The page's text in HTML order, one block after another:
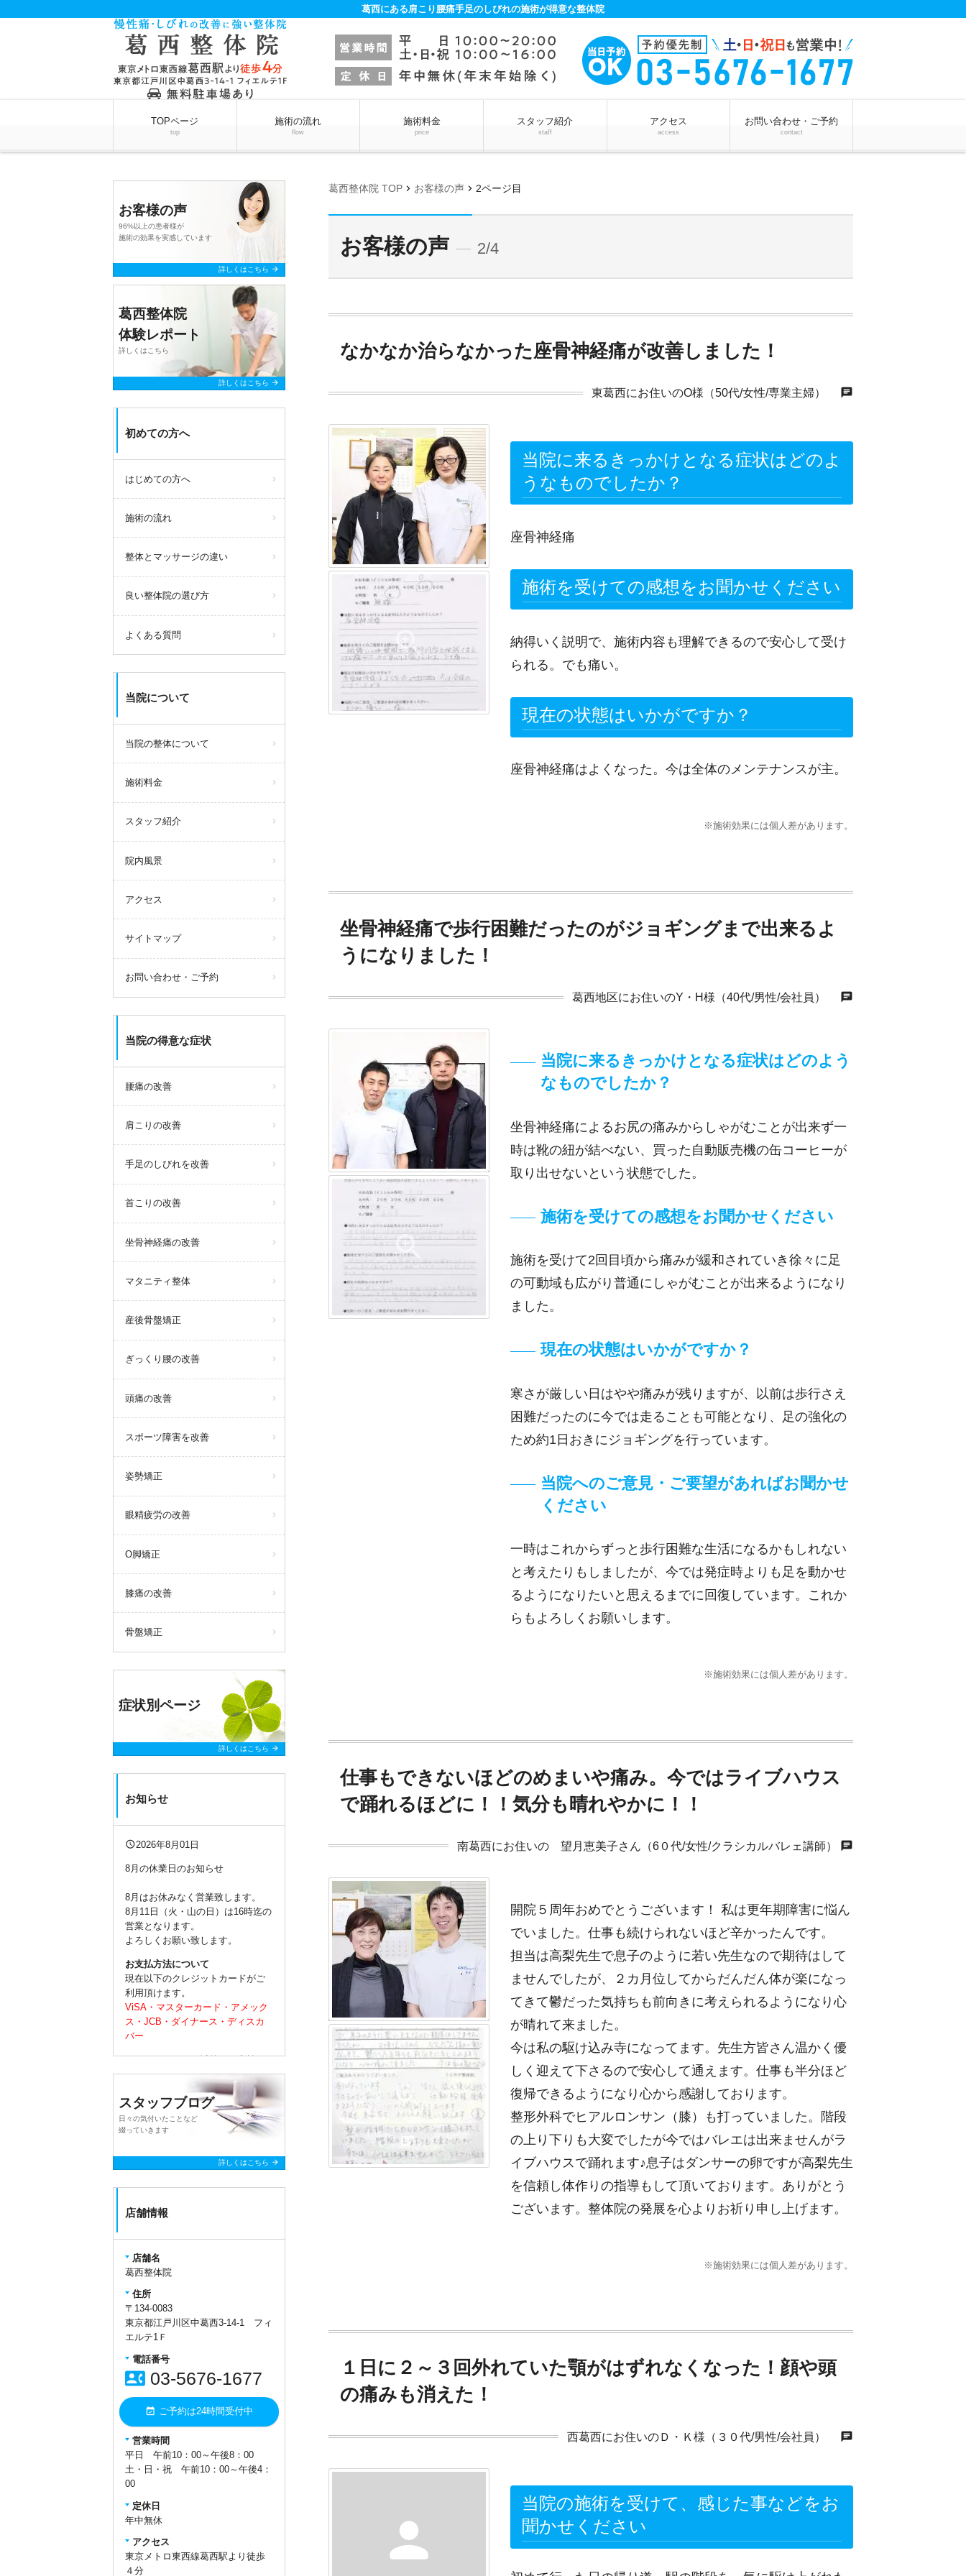
葛西にある肩こり腰痛手足のしびれの施術が得意な整体院
TOPページ
top
施術の流れ
flow
施術料金
price
スタッフ紹介
staff
アクセス
access
お問い合わせ・ご予約
contact
葛西整体院 TOP chevron_right お客様の声 chevron_right 2ページ目
お客様の声 2/4
なかなか治らなかった座骨神経痛が改善しました！
東葛西にお住いのO様（50代/女性/専業主婦） chat
当院に来るきっかけとなる症状はどのよ
うなものでしたか？
座骨神経痛
施術を受けての感想をお聞かせください
納得いく説明で、施術内容も理解できるので安心して受け
られる。でも痛い。
現在の状態はいかがですか？
座骨神経痛はよくなった。今は全体のメンテナンスが主。
※施術効果には個人差があります。
坐骨神経痛で歩行困難だったのがジョギングまで出来るよ
うになりました！
葛西地区にお住いのY・H様（40代/男性/会社員） chat
当院に来るきっかけとなる症状はどのよう
なものでしたか？
坐骨神経痛によるお尻の痛みからしゃがむことが出来ず一
時は靴の紐が結べない、買った自動販売機の缶コーヒーが
取り出せないという状態でした。
施術を受けての感想をお聞かせください
施術を受けて2回目頃から痛みが緩和されていき徐々に足
の可動域も広がり普通にしゃがむことが出来るようになり
ました。
現在の状態はいかがですか？
寒さが厳しい日はやや痛みが残りますが、以前は歩行さえ
困難だったのに今では走ることも可能となり、足の強化の
ため約1日おきにジョギングを行っています。
当院へのご意見・ご要望があればお聞かせ
ください
一時はこれからずっと歩行困難な生活になるかもしれない
と考えたりもしましたが、今では発症時よりも足を動かせ
るようになりたいと思えるまでに回復しています。これか
らもよろしくお願いします。
※施術効果には個人差があります。
仕事もできないほどのめまいや痛み。今ではライブハウス
で踊れるほどに！！気分も晴れやかに！！
南葛西にお住いの 望月恵美子さん（6０代/女性/クラシカルバレェ講師） chat
開院５周年おめでとうございます！ 私は更年期障害に悩ん
でいました。仕事も続けられないほど辛かったんです。
担当は高梨先生で息子のように若い先生なので期待はして
ませんでしたが、２カ月位してからだんだん体が楽になっ
てきて鬱だった気持ちも前向きに考えられるようになり心
が晴れて来ました。
今は私の駆け込み寺になってます。先生方皆さん温かく優
しく迎えて下さるので安心して通えます。仕事も半分ほど
復帰できるようになり心から感謝しております。
整形外科でヒアルロンサン（膝）も打っていました。階段
の上り下りも大変でしたが今ではバレエは出来ませんがラ
イブハウスで踊れます♪息子はダンサーの卵ですが高梨先生
を信頼し体作りの指導もして頂いております。ありがとう
ございます。整体院の発展を心よりお祈り申し上げます。
※施術効果には個人差があります。
１日に２～３回外れていた顎がはずれなくなった！顔や頭
の痛みも消えた！
西葛西にお住いのＤ・Ｋ様（３０代/男性/会社員） chat
person
当院の施術を受けて、感じた事などをお
聞かせください
お客様の声
96%以上の患者様が
施術の効果を実感しています
詳しくはこちら arrow_forward
葛西整体院
体験レポート
詳しくはこちら
詳しくはこちら arrow_forward
初めての方へ
はじめての方へ
施術の流れ
整体とマッサージの違い
良い整体院の選び方
よくある質問
当院について
当院の整体について
施術料金
スタッフ紹介
院内風景
アクセス
サイトマップ
お問い合わせ・ご予約
当院の得意な症状
腰痛の改善
肩こりの改善
手足のしびれを改善
首こりの改善
坐骨神経痛の改善
マタニティ整体
産後骨盤矯正
ぎっくり腰の改善
頭痛の改善
スポーツ障害を改善
姿勢矯正
眼精疲労の改善
O脚矯正
膝痛の改善
骨盤矯正
症状別ページ
詳しくはこちら arrow_forward
お知らせ
query_builder2026年8月01日
8月の休業日のお知らせ
8月はお休みなく営業致します。
8月11日（火・山の日）は16時迄の
営業となります。
よろしくお願い致します。
お支払方法について
現在以下のクレジットカードがご
利用頂けます。
ViSA・マスターカード・アメック
ス・JCB・ダイナース・ディスカ
バー
クレジットカード以外のお支払い
は以下がご利用頂けます。
ｐａｙｐａｙ・ＩＤ・ＱＵＩＣ
pay・各種交通系IC
並びに各種ＱＲコード決済がご利
用頂けます。
以上よろしくお願いいたします。
query_builder2023年12月04日
●ブログ 【気圧の変動による頭痛
はなぜ起こる？】 を更新いたしま
した！！↓↓
https://www.kasai-
seitai.jp/2023/10/5896/
★★500円クーポンゲッ
ト！！★★
Google(マップ)での口コミ投函でク
ーポンを差し上げています。
2.星の数で評価をしてコメントを入
力
3.投稿ボタンタップで終了です
https://g.page/r/CWkXbiP7wq_fEB
※来院時に投稿画面をお見せいた
す。
※回数券ご利用途中の場合は500円
クーポンをお渡しいたしますので
スタッフブログ
日々の気付いたことなど
綴っていきます
詳しくはこちら arrow_forward
店舗情報
店舗名
葛西整体院
住所
〒134-0083
東京都江戸川区中葛西3-14-1 フィ
エルテ1Ｆ
電話番号
contact_phone 03-5676-1677
event_available ご予約は24時間受付中
営業時間
平日 午前10：00～午後8：00
土・日・祝 午前10：00～午後4：
00
定休日
年中無休
アクセス
東京メトロ東西線葛西駅より徒歩
４分